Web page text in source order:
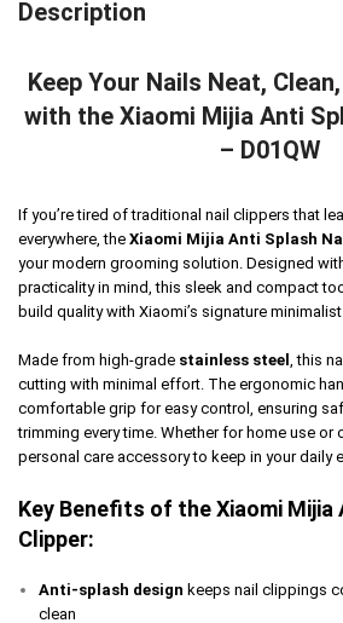
Description
Keep Your Nails Neat,
with the Xiaomi Mijia Anti
– D01QW
If you’re tired of traditional nail clippers that
everywhere, the Xiaomi Mijia Anti Splash
your modern grooming solution. Designed
practicality in mind, this sleek and compact
build quality with Xiaomi’s signature
Made from high-grade stainless steel , this
cutting with minimal effort. The ergonomic
comfortable grip for easy control, ensuring
trimming every time. Whether for home use or
personal care accessory to keep in your daily
Key Benefits of the Xiaomi Mijia
Clipper:
Anti-splash design keeps nail clippings
clean